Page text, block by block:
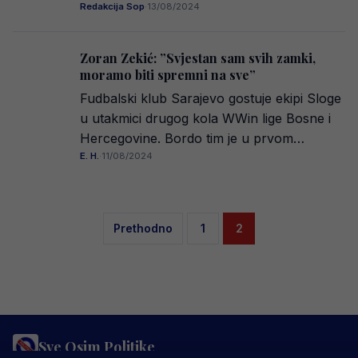
Redakcija Sop·13/08/2024
Zoran Zekić: ”Svjestan sam svih zamki,
moramo biti spremni na sve”
Fudbalski klub Sarajevo gostuje ekipi Sloge
u utakmici drugog kola WWin lige Bosne i
Hercegovine. Bordo tim je u prvom…
E. H.·11/08/2024
Posts
Prethodno 1 2
Sve Osim Politike